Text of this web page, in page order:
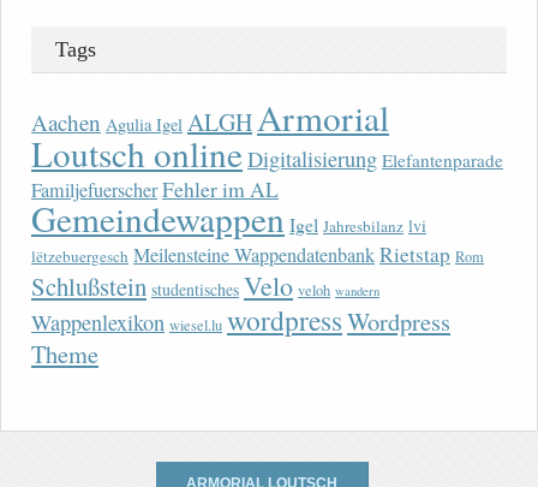
Tags
Aachen Agulia Igel ALGH Armorial
Loutsch onlineDigitalisierung Elefantenparade
FamiljefuerscherFehler im AL
Gemeindewappen Igel Jahresbilanz lvi
lëtzebuergesch Meilensteine WappendatenbankRietstap Rom
Schlußstein studentisches Velo veloh wandern
Wappenlexikon wiesel.lu wordpressWordpress
Theme
ARMORIAL LOUTSCH